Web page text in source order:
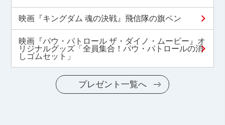
映画『キングダム 魂の決戦』飛信隊の旗ペン
映画『パウ・パトロール ザ・ダイノ・ムービー』オ
リジナルグッズ「全員集合！パウ・パトロールの消
しゴムセット」
プレゼント一覧へ